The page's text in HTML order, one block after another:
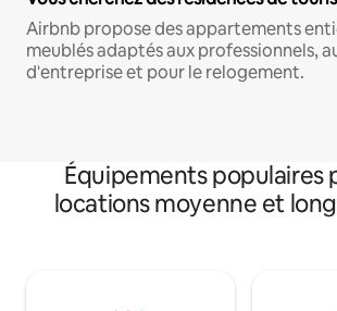
Airbnb propose des appartements
meublés adaptés aux professionnels,
d'entreprise et pour le relogement.
Équipements populaires
locations moyenne et